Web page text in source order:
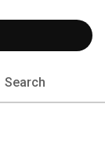
Search